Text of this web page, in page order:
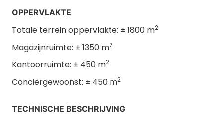
OPPERVLAKTE
Totale terrein oppervlakte: ± 1800 m2
Magazijnruimte: ± 1350 m2
Kantoorruimte: ± 450 m2
Conciërgewoonst: ± 450 m2
TECHNISCHE BESCHRIJVING